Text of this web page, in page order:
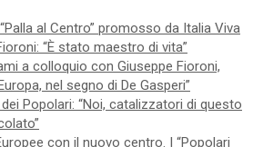
al Centro” promosso da Italia Viva
“È stato maestro di vita”
a colloquio con Giuseppe Fioroni,
nel segno di De Gasperi”
Popolari: “Noi, catalizzatori di questo
con il nuovo centro. I “Popolari